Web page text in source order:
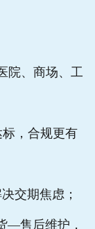
院、商场、工
，合规更有
交期焦虑；
售后维护，